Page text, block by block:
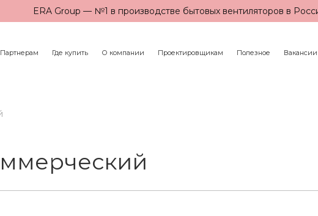
ERA Group — №1 в производстве бытовых вентиляторов в
Партнерам Где купить О компании Проектировщикам Полезное Вакансии